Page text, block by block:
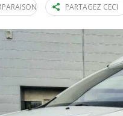
PARTAGEZ CECI